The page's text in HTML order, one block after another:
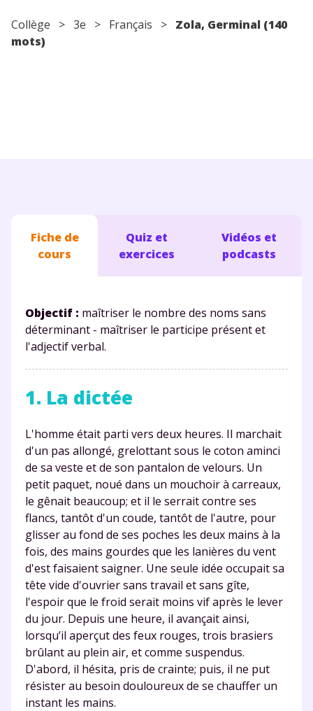
Collège > 3e > Français > Zola, Germinal (140
mots)
Fiche de
cours
Quiz et
exercices
Vidéos et
podcasts
Objectif : maîtriser le nombre des noms sans
déterminant - maîtriser le participe présent et
l'adjectif verbal.
1. La dictée
L'homme était parti vers deux heures. Il marchait
d'un pas allongé, grelottant sous le coton aminci
de sa veste et de son pantalon de velours. Un
petit paquet, noué dans un mouchoir à carreaux,
le gênait beaucoup; et il le serrait contre ses
flancs, tantôt d'un coude, tantôt de l'autre, pour
glisser au fond de ses poches les deux mains à la
fois, des mains gourdes que les lanières du vent
d'est faisaient saigner. Une seule idée occupait sa
tête vide d'ouvrier sans travail et sans gîte,
l'espoir que le froid serait moins vif après le lever
du jour. Depuis une heure, il avançait ainsi,
lorsqu’il aperçut des feux rouges, trois brasiers
brûlant au plein air, et comme suspendus.
D'abord, il hésita, pris de crainte; puis, il ne put
résister au besoin douloureux de se chauffer un
instant les mains.